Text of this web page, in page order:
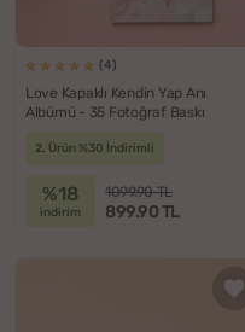
(4)
Love Kapaklı Kendin Yap Anı
Albümü - 35 Fotoğraf Baskı
2. Ürün %30 İndirimli
%18
indirim
1099.90 TL
899.90 TL